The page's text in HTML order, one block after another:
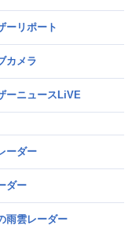
ーリポート
カメラ
ーニュースLiVE
ーダー
ダー
雨雲レーダー